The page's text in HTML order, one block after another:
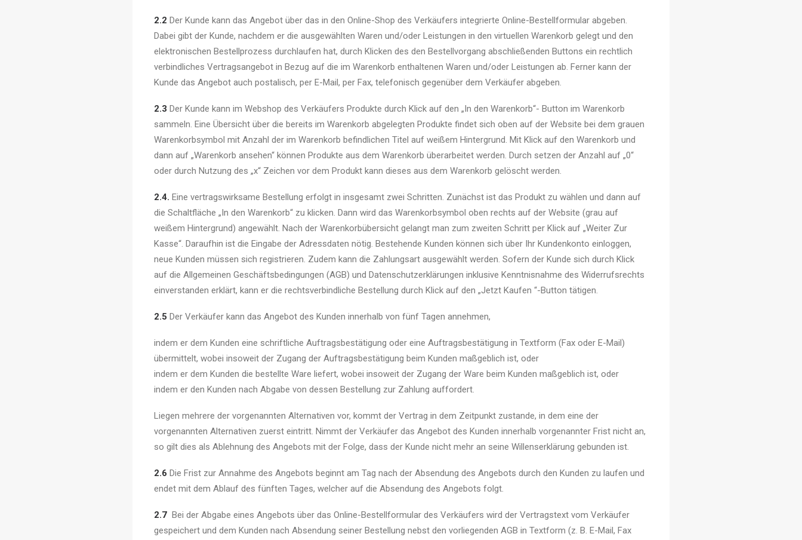
2.2 Der Kunde kann das Angebot über das in den Online-Shop des Verkäufers integrierte Online-Bestellformular abgeben.
Dabei gibt der Kunde, nachdem er die ausgewählten Waren und/oder Leistungen in den virtuellen Warenkorb gelegt und den
elektronischen Bestellprozess durchlaufen hat, durch Klicken des den Bestellvorgang abschließenden Buttons ein rechtlich
verbindliches Vertragsangebot in Bezug auf die im Warenkorb enthaltenen Waren und/oder Leistungen ab. Ferner kann der
Kunde das Angebot auch postalisch, per E-Mail, per Fax, telefonisch gegenüber dem Verkäufer abgeben.
2.3 Der Kunde kann im Webshop des Verkäufers Produkte durch Klick auf den „In den Warenkorb“- Button im Warenkorb
sammeln. Eine Übersicht über die bereits im Warenkorb abgelegten Produkte findet sich oben auf der Website bei dem grauen
Warenkorbsymbol mit Anzahl der im Warenkorb befindlichen Titel auf weißem Hintergrund. Mit Klick auf den Warenkorb und
dann auf „Warenkorb ansehen“ können Produkte aus dem Warenkorb überarbeitet werden. Durch setzen der Anzahl auf „0“
oder durch Nutzung des „x“ Zeichen vor dem Produkt kann dieses aus dem Warenkorb gelöscht werden.
2.4. Eine vertragswirksame Bestellung erfolgt in insgesamt zwei Schritten. Zunächst ist das Produkt zu wählen und dann auf
die Schaltfläche „In den Warenkorb“ zu klicken. Dann wird das Warenkorbsymbol oben rechts auf der Website (grau auf
weißem Hintergrund) angewählt. Nach der Warenkorbübersicht gelangt man zum zweiten Schritt per Klick auf „Weiter Zur
Kasse“. Daraufhin ist die Eingabe der Adressdaten nötig. Bestehende Kunden können sich über Ihr Kundenkonto einloggen,
neue Kunden müssen sich registrieren. Zudem kann die Zahlungsart ausgewählt werden. Sofern der Kunde sich durch Klick
auf die Allgemeinen Geschäftsbedingungen (AGB) und Datenschutzerklärungen inklusive Kenntnisnahme des Widerrufsrechts
einverstanden erklärt, kann er die rechtsverbindliche Bestellung durch Klick auf den „Jetzt Kaufen “-Button tätigen.
2.5 Der Verkäufer kann das Angebot des Kunden innerhalb von fünf Tagen annehmen,
indem er dem Kunden eine schriftliche Auftragsbestätigung oder eine Auftragsbestätigung in Textform (Fax oder E-Mail)
übermittelt, wobei insoweit der Zugang der Auftragsbestätigung beim Kunden maßgeblich ist, oder
indem er dem Kunden die bestellte Ware liefert, wobei insoweit der Zugang der Ware beim Kunden maßgeblich ist, oder
indem er den Kunden nach Abgabe von dessen Bestellung zur Zahlung auffordert.
Liegen mehrere der vorgenannten Alternativen vor, kommt der Vertrag in dem Zeitpunkt zustande, in dem eine der
vorgenannten Alternativen zuerst eintritt. Nimmt der Verkäufer das Angebot des Kunden innerhalb vorgenannter Frist nicht an,
so gilt dies als Ablehnung des Angebots mit der Folge, dass der Kunde nicht mehr an seine Willenserklärung gebunden ist.
2.6 Die Frist zur Annahme des Angebots beginnt am Tag nach der Absendung des Angebots durch den Kunden zu laufen und
endet mit dem Ablauf des fünften Tages, welcher auf die Absendung des Angebots folgt.
2.7 Bei der Abgabe eines Angebots über das Online-Bestellformular des Verkäufers wird der Vertragstext vom Verkäufer
gespeichert und dem Kunden nach Absendung seiner Bestellung nebst den vorliegenden AGB in Textform (z. B. E-Mail, Fax